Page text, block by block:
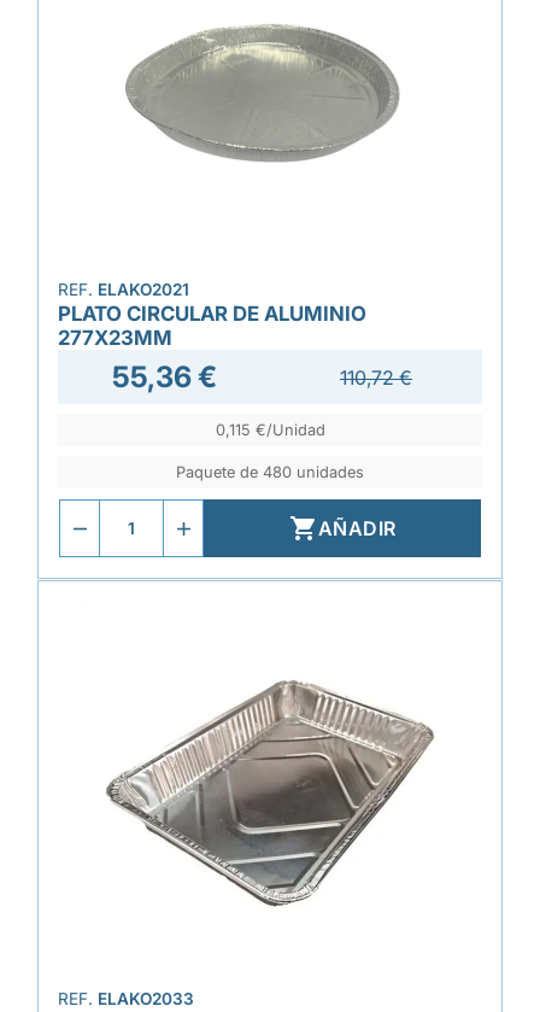
REF. ELAKO2021
PLATO CIRCULAR DE ALUMINIO
277X23MM
55,36 € 110,72 €
0,115 €/Unidad
Paquete de 480 unidades
AÑADIR
REF. ELAKO2033